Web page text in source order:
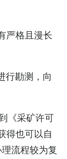
严格且漫长
行勘测，向
《采矿许可
得也可以自
流程较为复